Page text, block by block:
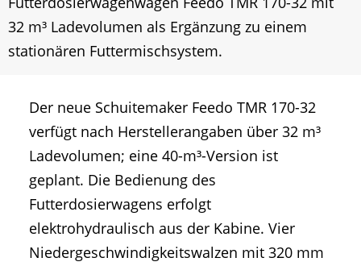
32 m³ Ladevolumen als Ergänzung zu einem
stationären Futtermischsystem.
Der neue Schuitemaker Feedo TMR 170-32
verfügt nach Herstellerangaben über 32 m³
Ladevolumen; eine 40-m³-Version ist
geplant. Die Bedienung des
Futterdosierwagens erfolgt
elektrohydraulisch aus der Kabine. Vier
Niedergeschwindigkeitswalzen mit 320 mm